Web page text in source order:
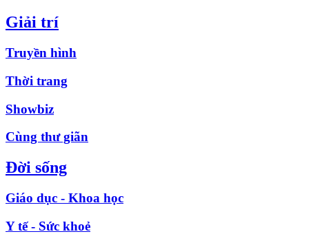
Giải trí
Truyền hình
Thời trang
Showbiz
Cùng thư giãn
Đời sống
Giáo dục - Khoa học
Y tế - Sức khoẻ